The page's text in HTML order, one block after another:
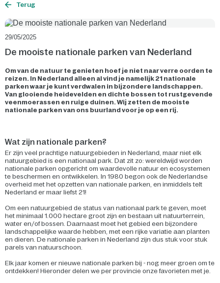
Terug
29/05/2025
De mooiste nationale parken van Nederland
Om van de natuur te genieten hoef je niet naar verre oorden te
reizen. In Nederland alleen al vind je namelijk 21 nationale
parken waar je kunt verdwalen in bijzondere landschappen.
Van glooiende heidevelden en dichte bossen tot rustgevende
veenmoerassen en ruige duinen. Wij zetten de mooiste
nationale parken van ons buurland voor je op een rij.
Wat zijn nationale parken?
Er zijn veel prachtige natuurgebieden in Nederland, maar niet elk
natuurgebied is een nationaal park. Dat zit zo: wereldwijd worden
nationale parken opgericht om waardevolle natuur en ecosystemen
te beschermen en ontwikkelen. In 1980 begon ook de Nederlandse
overheid met het opzetten van nationale parken, en inmiddels telt
Nederland er maar liefst 21!
Om een natuurgebied de status van nationaal park te geven, moet
het minimaal 1.000 hectare groot zijn en bestaan uit natuurterrein,
water en/of bossen. Daarnaast moet het gebied een bijzondere
landschappelijke waarde hebben, met een rijke variatie aan planten
en dieren. De nationale parken in Nederland zijn dus stuk voor stuk
parels van natuurschoon.
Elk jaar komen er nieuwe nationale parken bij - nog meer groen om te
ontdekken! Hieronder delen we per provincie onze favorieten met je.